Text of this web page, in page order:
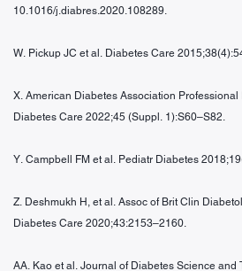
10.1016/j.diabres.2020.108289.
W. Pickup JC et al. Diabetes Care
X. American Diabetes Association Professional
Diabetes Care 2022;45 (Suppl. 1):S60–S82.
Y. Campbell FM et al. Pediatr Diabetes
Z. Deshmukh H, et al. Assoc of Brit Clin
Diabetes Care 2020;43:2153–2160.
AA. Kao et al. Journal of Diabetes Science and